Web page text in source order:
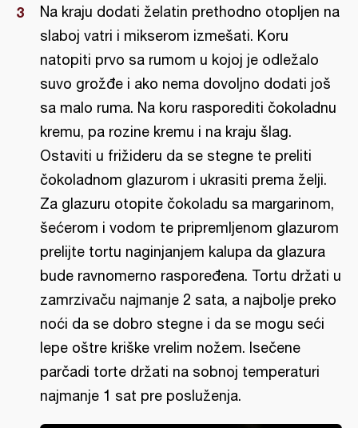
Na kraju dodati želatin prethodno otopljen na
slaboj vatri i mikserom izmešati. Koru
natopiti prvo sa rumom u kojoj je odležalo
suvo grožđe i ako nema dovoljno dodati još
sa malo ruma. Na koru rasporediti čokoladnu
kremu, pa rozine kremu i na kraju šlag.
Ostaviti u frižideru da se stegne te preliti
čokoladnom glazurom i ukrasiti prema želji.
Za glazuru otopite čokoladu sa margarinom,
šećerom i vodom te pripremljenom glazurom
prelijte tortu naginjanjem kalupa da glazura
bude ravnomerno raspoređena. Tortu držati u
zamrzivaču najmanje 2 sata, a najbolje preko
noći da se dobro stegne i da se mogu seći
lepe oštre kriške vrelim nožem. Isečene
parčadi torte držati na sobnoj temperaturi
najmanje 1 sat pre posluženja.